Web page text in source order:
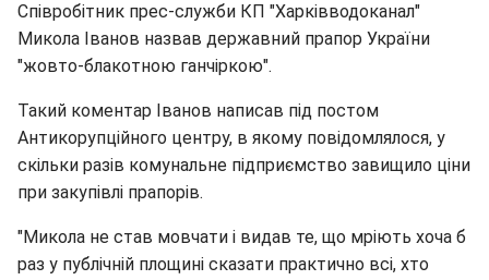
Співробітник прес-служби КП "Харківводоканал"
Микола Іванов назвав державний прапор України
"жовто-блакотною ганчіркою".
Такий коментар Іванов написав під постом
Антикорупційного центру, в якому повідомлялося, у
скільки разів комунальне підприємство завищило ціни
при закупівлі прапорів.
"Микола не став мовчати і видав те, що мріють хоча б
раз у публічній площині сказати практично всі, хто